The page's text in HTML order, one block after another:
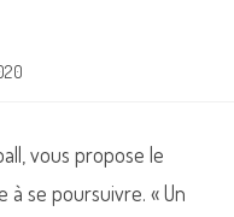
vous propose le
à se poursuivre. « Un